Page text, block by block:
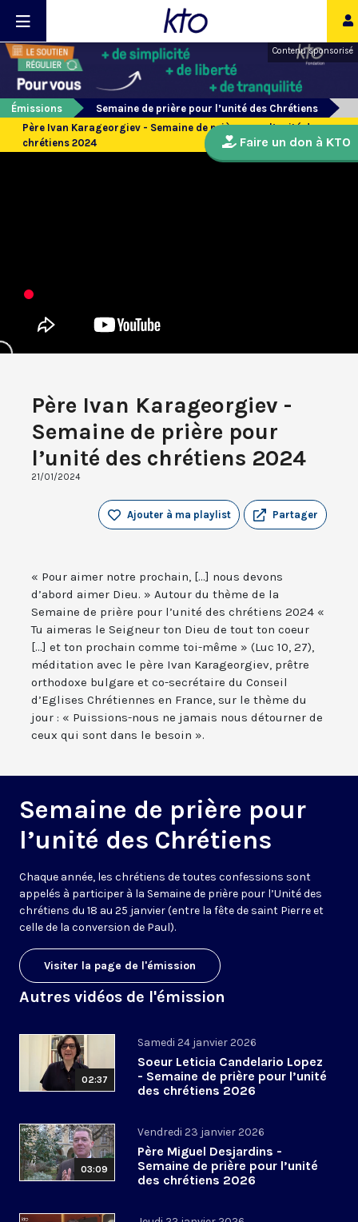
Contenu sponsorisé
Émissions
Semaine de prière pour l’unité des Chrétiens
Père Ivan Karageorgiev - Semaine de prière pour l’unité des
chrétiens 2024
Père Ivan Karageorgiev -
Semaine de prière pour
l’unité des chrétiens 2024
21/01/2024
Partager
Ajouter à ma playlist
« Pour aimer notre prochain, [...] nous devons
d’abord aimer Dieu. » Autour du thème de la
Semaine de prière pour l’unité des chrétiens 2024 «
Tu aimeras le Seigneur ton Dieu de tout ton coeur
[...] et ton prochain comme toi-même » (Luc 10, 27),
méditation avec le père Ivan Karageorgiev, prêtre
orthodoxe bulgare et co-secrétaire du Conseil
d’Eglises Chrétiennes en France, sur le thème du
jour : « Puissions-nous ne jamais nous détourner de
ceux qui sont dans le besoin ».
Semaine de prière pour
l’unité des Chrétiens
Chaque année, les chrétiens de toutes confessions sont
appelés à participer à la Semainede prière pour l’Unité des
chrétiens du 18 au 25 janvier (entre la fête de saint Pierre et
celle de la conversion de Paul).
Visiter la page de l'émission
Autres vidéos de l'émission
02:37
Samedi 24 janvier 2026
Soeur Leticia Candelario Lopez
- Semaine de prière pour l’unité
des chrétiens 2026
03:09
Vendredi 23 janvier 2026
Père Miguel Desjardins -
Semaine de prière pour l’unité
des chrétiens 2026
Faire un don à KTO